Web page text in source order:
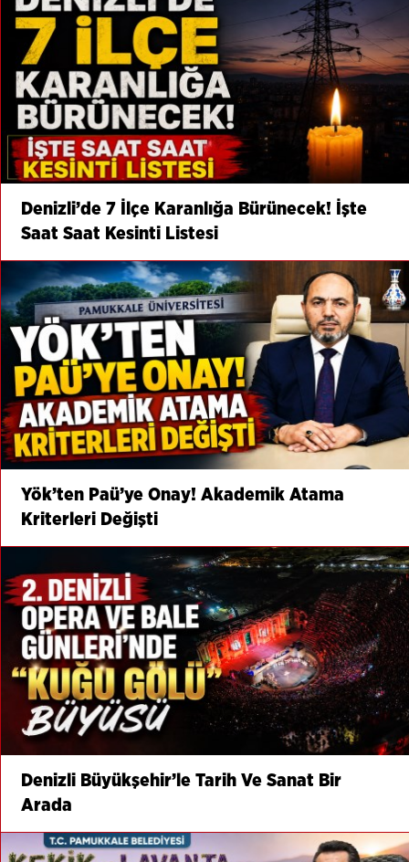
Denizli’de 7 İlçe Karanlığa Bürünecek! İşte
Saat Saat Kesinti Listesi
Yök’ten Paü’ye Onay! Akademik Atama
Kriterleri Değişti
Denizli Büyükşehir’le Tarih Ve Sanat Bir
Arada